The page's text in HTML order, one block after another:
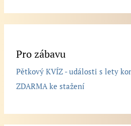
Pro zábavu
Pětkový KVÍZ - události s lety
ZDARMA ke stažení